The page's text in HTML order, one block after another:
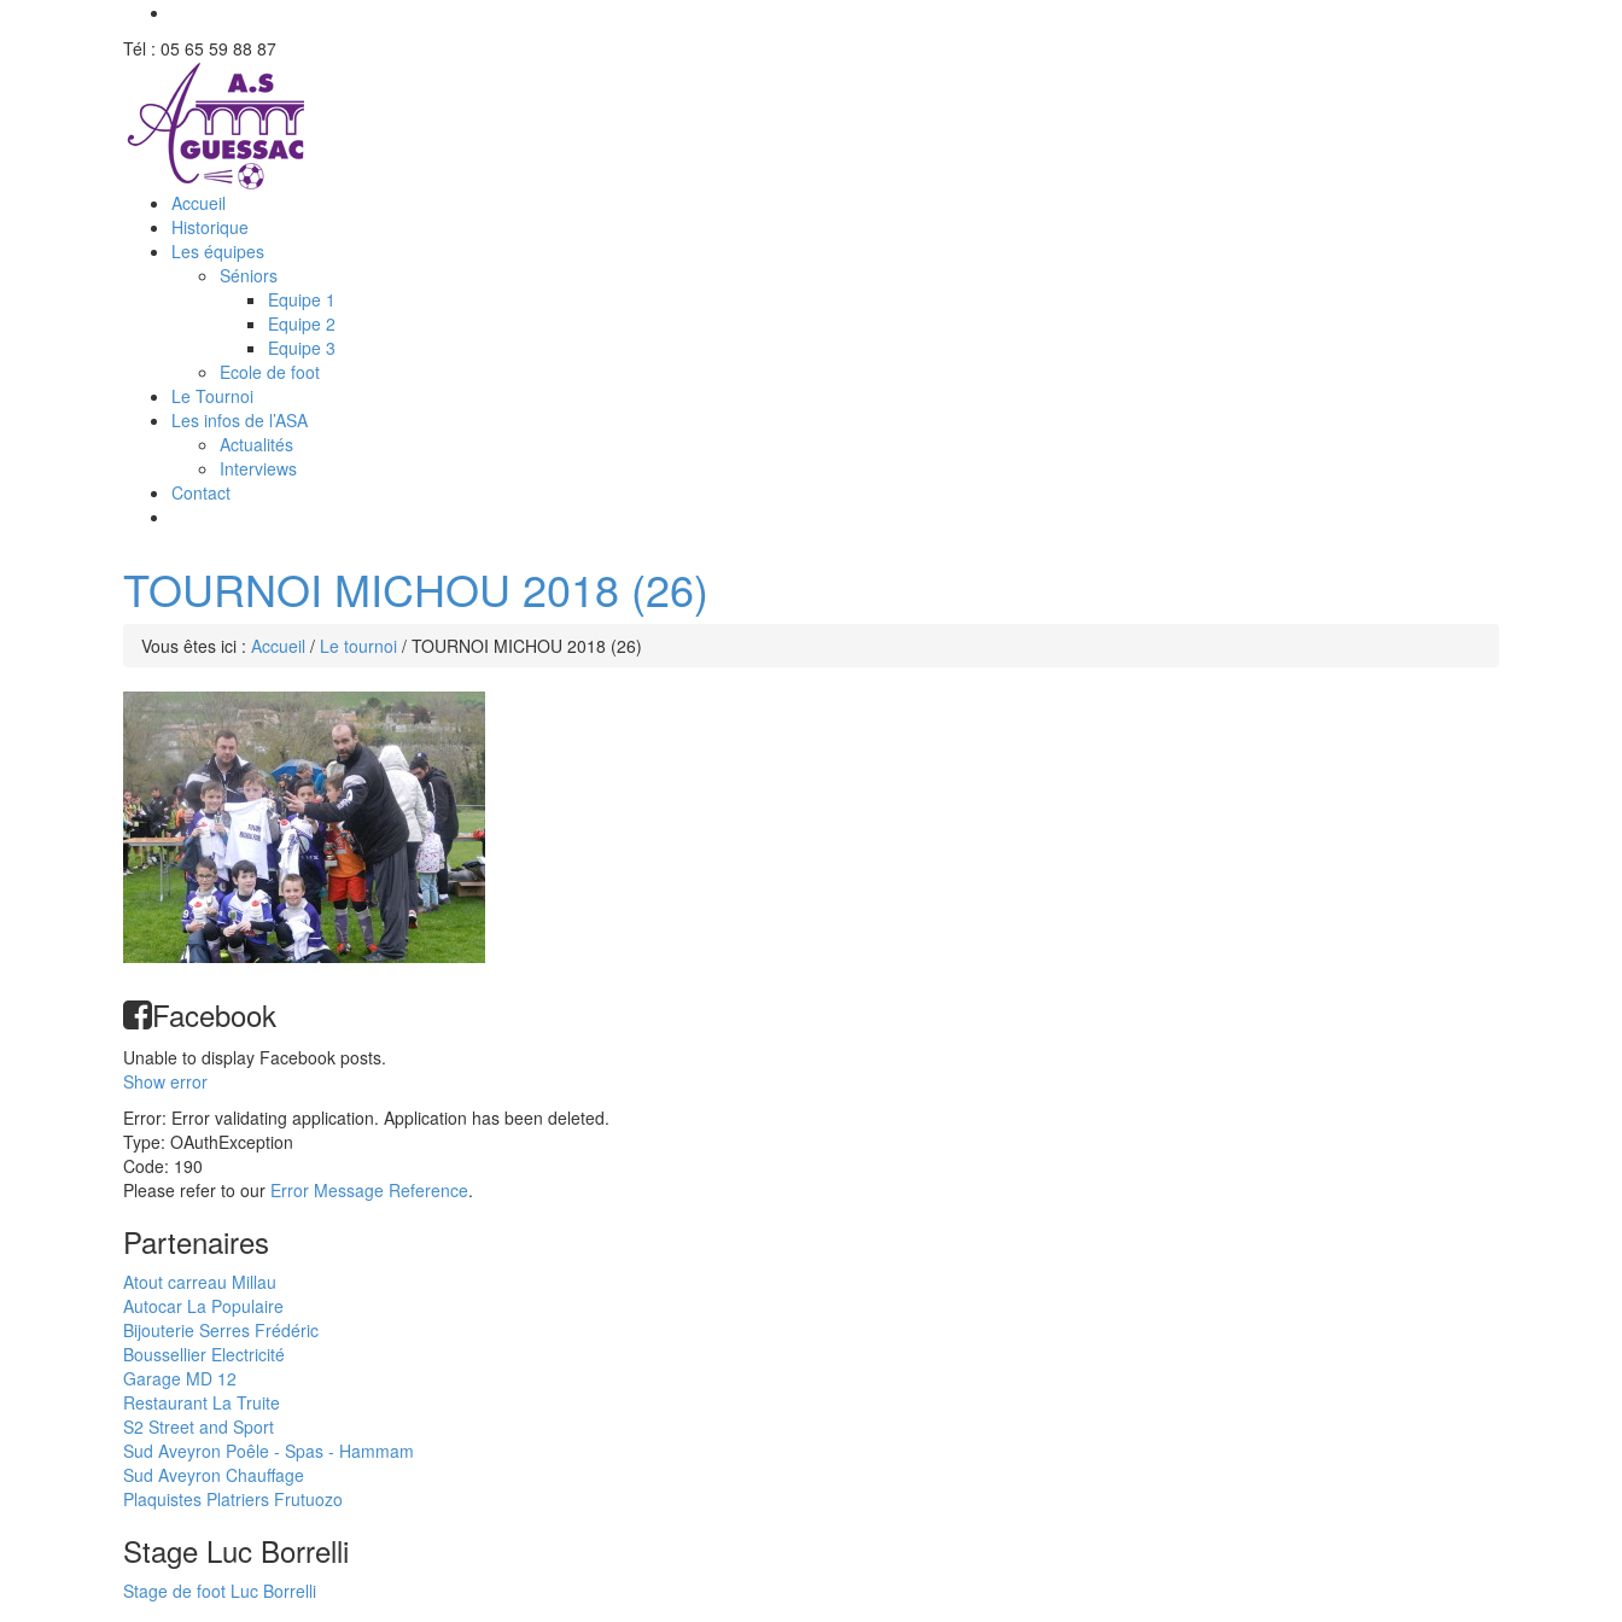
Tél : 05 65 59 88 87
Accueil
Historique
Les équipes
Séniors
Equipe 1
Equipe 2
Equipe 3
Ecole de foot
Le Tournoi
Les infos de l’ASA
Actualités
Interviews
Contact
TOURNOI MICHOU 2018 (26)
Vous êtes ici : Accueil / Le tournoi / TOURNOI MICHOU 2018 (26)
Facebook
Unable to display Facebook posts.
Show error
Error: Error validating application. Application has been deleted.
Type: OAuthException
Code: 190
Please refer to our Error Message Reference.
Partenaires
Atout carreau Millau
Autocar La Populaire
Bijouterie Serres Frédéric
Boussellier Electricité
Garage MD 12
Restaurant La Truite
S2 Street and Sport
Sud Aveyron Poêle - Spas - Hammam
Sud Aveyron Chauffage
Plaquistes Platriers Frutuozo
Stage Luc Borrelli
Stage de foot Luc Borrelli